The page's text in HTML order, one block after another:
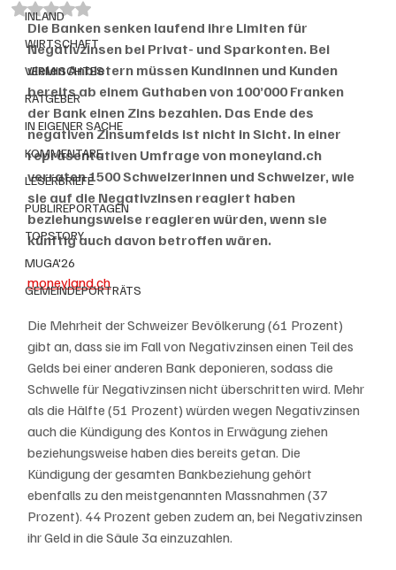
INLAND
WIRTSCHAFT
VERMISCHTES
RATGEBER
IN EIGENER SACHE
KOMMENTARE
LESERBRIEFE
PUBLIREPORTAGEN
TOPSTORY
MUGA'26
GEMEINDEPORTRÄTS
Mit NaN von 5 Sternen bewertet.
Die Banken senken laufend ihre Limiten für
Negativzinsen bei Privat- und Sparkonten. Bei
vielen Anbietern müssen Kundinnen und Kunden
bereits ab einem Guthaben von 100’000 Franken
der Bank einen Zins bezahlen. Das Ende des
negativen Zinsumfelds ist nicht in Sicht. In einer
repräsentativen Umfrage von moneyland.ch
verraten 1500 Schweizerinnen und Schweizer, wie
sie auf die Negativzinsen reagiert haben
beziehungsweise reagieren würden, wenn sie
künftig auch davon betroffen wären.
moneyland.ch
Die Mehrheit der Schweizer Bevölkerung (61 Prozent)
gibt an, dass sie im Fall von Negativzinsen einen Teil des
Gelds bei einer anderen Bank deponieren, sodass die
Schwelle für Negativzinsen nicht überschritten wird. Mehr
als die Hälfte (51 Prozent) würden wegen Negativzinsen
auch die Kündigung des Kontos in Erwägung ziehen
beziehungsweise haben dies bereits getan. Die
Kündigung der gesamten Bankbeziehung gehört
ebenfalls zu den meistgenannten Massnahmen (37
Prozent). 44 Prozent geben zudem an, bei Negativzinsen
ihr Geld in die Säule 3a einzuzahlen.